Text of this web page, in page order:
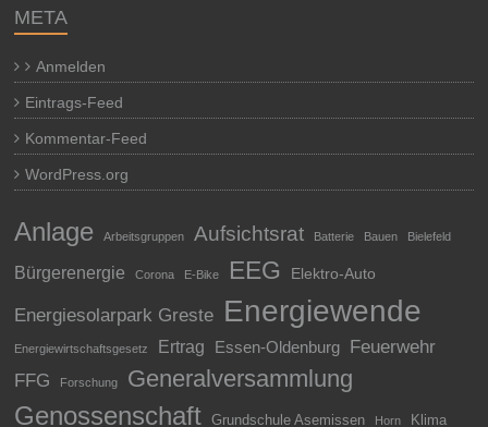
META
Anmelden
Eintrags-Feed
Kommentar-Feed
WordPress.org
Anlage Arbeitsgruppen Aufsichtsrat Batterie Bauen Bielefeld
Bürgerenergie Corona E-Bike EEG Elektro-Auto
Energiesolarpark Greste Energiewende
Energiewirtschaftsgesetz Ertrag Essen-Oldenburg
Feuerwehr
FFG
Forschung Generalversammlung
Genossenschaft Grundschule Asemissen Horn Klima